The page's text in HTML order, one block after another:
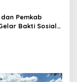
Polda
Pemkab
Bakti Sosial